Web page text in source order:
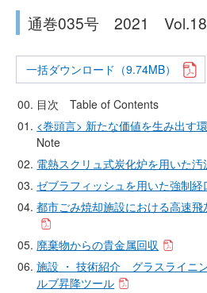
通巻035号 2021
一括ダウンロード（9.74MB）
目次 Table of Contents
<巻頭言> 新たな価値を生み出す
Note
電熱スクリュ式炭化炉を用いた
ゼブラフィッシュを用いた強制
都市ごみ焼却施設における高速
廃棄物からの貴金属回収
施設 ・ 技術紹介 グラスライニ
ルブ昇降ツール